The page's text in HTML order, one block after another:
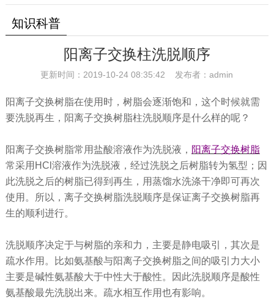
知识科普
阳离子交换柱洗脱顺序
更新时间：2019-10-24 08:35:42 发布者：admin
阳离子交换树脂在使用时，树脂会逐渐饱和，这个时候就需
要洗脱再生，阳离子交换树脂柱洗脱顺序是什么样的呢？
阳离子交换树脂常用盐酸溶液作为洗脱液， 阳离子交换树脂
常采用HCl溶液作为洗脱液，经过洗脱之后树脂转为氢型；因
此洗脱之后的树脂已得到再生，用蒸馏水洗涤干净即可再次
使用。所以，离子交换树脂洗脱顺序是保证离子交换树脂再
生的顺利进行。
洗脱顺序决定于与树脂的亲和力，主要是静电吸引，其次是
疏水作用。比如氨基酸与阳离子交换树脂之间的吸引力大小
主要是碱性氨基酸大于中性大于酸性。因此洗脱顺序是酸性
氨基酸最先洗脱出来。疏水相互作用也有影响。